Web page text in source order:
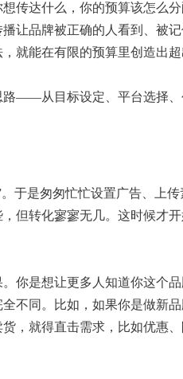
传达什么，你的预算该怎么
让品牌被正确的人看到、被
就能在有限的预算里创造出超
——从目标设定、平台选择
于是匆匆忙忙设置广告、上
但转化寥寥无几。这时候才
你是想让更多人知道你这个
不同。比如，如果你是做新
，就得直击需求，比如优惠